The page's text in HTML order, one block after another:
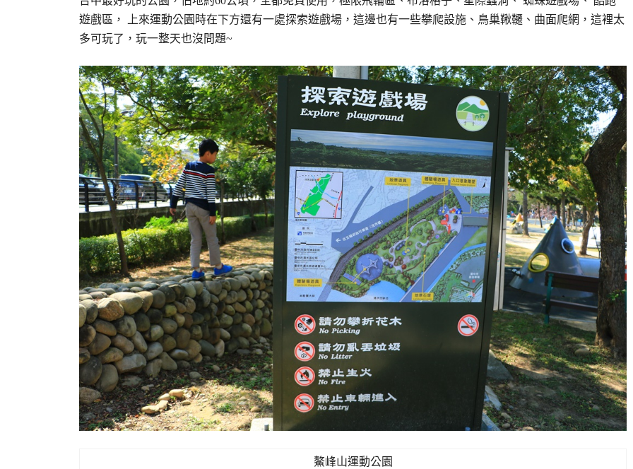
遊戲區， 上來運動公園時在下方還有一處探索遊戲場，這邊也有一些攀爬設施、鳥巢鞦韆、曲面爬網，這裡太
多可玩了，玩一整天也沒問題~
鰲峰山運動公園